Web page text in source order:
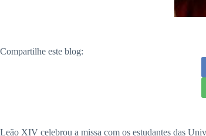
Compartilhe este blog:
Leão XIV celebrou a missa com os estudantes das